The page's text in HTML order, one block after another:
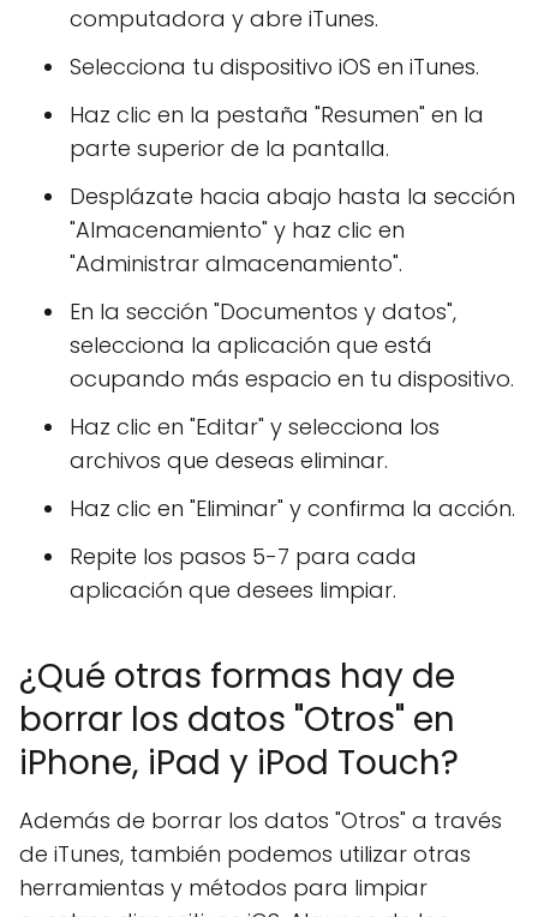
computadora y abre iTunes.
Selecciona tu dispositivo iOS en iTunes.
Haz clic en la pestaña "Resumen" en la
parte superior de la pantalla.
Desplázate hacia abajo hasta la sección
"Almacenamiento" y haz clic en
"Administrar almacenamiento".
En la sección "Documentos y datos",
selecciona la aplicación que está
ocupando más espacio en tu dispositivo.
Haz clic en "Editar" y selecciona los
archivos que deseas eliminar.
Haz clic en "Eliminar" y confirma la acción.
Repite los pasos 5-7 para cada
aplicación que desees limpiar.
¿Qué otras formas hay de
borrar los datos "Otros" en
iPhone, iPad y iPod Touch?
Además de borrar los datos "Otros" a través
de iTunes, también podemos utilizar otras
herramientas y métodos para limpiar